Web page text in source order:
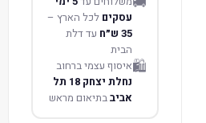
עסקים לכל הארץ –
35 ש״ח
עד דלת
הבית
🛍️איסוף עצמי ברחוב
נחלת יצחק 18 תל
אביבבתיאום מראש